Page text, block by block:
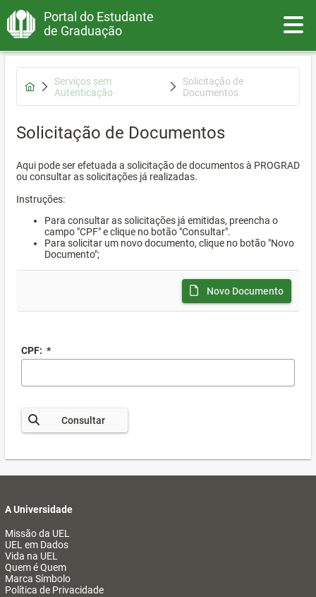
Portal do Estudante
de Graduação
Serviços sem
Autenticação
Solicitação de
Documentos
Solicitação de Documentos
Aqui pode ser efetuada a solicitação de documentos à PROGRAD
ou consultar as solicitações já realizadas.
Instruções:
Para consultar as solicitações já emitidas, preencha o
campo "CPF" e clique no botão "Consultar".
Para solicitar um novo documento, clique no botão "Novo
Documento";
Novo Documento
CPF: *
Consultar
A Universidade
Missão da UEL
UEL em Dados
Vida na UEL
Quem é Quem
Marca Símbolo
Política de Privacidade